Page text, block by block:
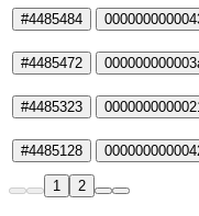
#4485484
#4485472
#4485323
#4485128
1 2